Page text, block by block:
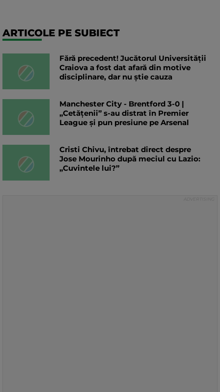
ARTICOLE PE SUBIECT
Fără precedent! Jucătorul Universității
Craiova a fost dat afară din motive
disciplinare, dar nu știe cauza
Manchester City - Brentford 3-0 |
„Cetățenii” s-au distrat în Premier
League și pun presiune pe Arsenal
Cristi Chivu, întrebat direct despre
Jose Mourinho după meciul cu Lazio:
„Cuvintele lui?”